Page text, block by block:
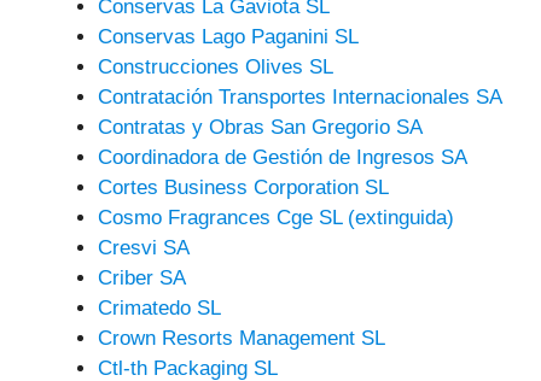
Conservas La Gaviota SL
Conservas Lago Paganini SL
Construcciones Olives SL
Contratación Transportes Internacionales SA
Contratas y Obras San Gregorio SA
Coordinadora de Gestión de Ingresos SA
Cortes Business Corporation SL
Cosmo Fragrances Cge SL (extinguida)
Cresvi SA
Criber SA
Crimatedo SL
Crown Resorts Management SL
Ctl-th Packaging SL